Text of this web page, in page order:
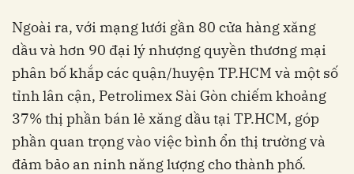
Ngoài ra, với mạng lưới gần 80 cửa hàng xăng
dầu và hơn 90 đại lý nhượng quyền thương mại
phân bố khắp các quận/huyện TP.HCM và một số
tỉnh lân cận, Petrolimex Sài Gòn chiếm khoảng
37% thị phần bán lẻ xăng dầu tại TP.HCM, góp
phần quan trọng vào việc bình ổn thị trường và
đảm bảo an ninh năng lượng cho thành phố.